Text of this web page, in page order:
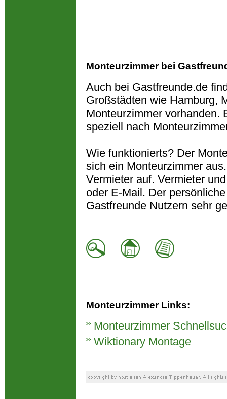
Monteurzimmer bei
Auch bei Gastfreunde.de
Großstädten wie Hamburg,
Monteurzimmer vorhanden.
speziell nach
Wie funktionierts? Der
sich ein Monteurzimmer
Vermieter auf. Vermieter
oder E-Mail. Der
Gastfreunde Nutzern sehr
Monteurzimmer Links:
Monteurzimmer
Wiktionary Montage